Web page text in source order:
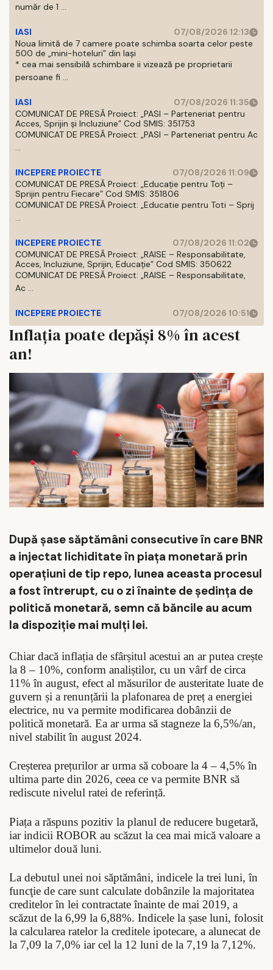
număr de 1 ...
IASI
07/08/2026 12:13
Noua limită de 7 camere poate schimba soarta celor peste
500 de „mini-hoteluri” din Iași
* cea mai sensibilă schimbare ii vizează pe proprietarii
persoane fi ...
IASI
07/08/2026 11:35
COMUNICAT DE PRESĂ Proiect: „PASI – Parteneriat pentru
Acces, Sprijin și Incluziune” Cod SMIS: 351753
COMUNICAT DE PRESĂ Proiect: „PASI – Parteneriat pentru Ac
...
INCEPERE PROIECTE
07/08/2026 11:09
COMUNICAT DE PRESĂ Proiect: „Educație pentru Toți –
Sprijin pentru Fiecare” Cod SMIS: 351806
COMUNICAT DE PRESĂ Proiect: „Educatie pentru Toti – Sprij
...
INCEPERE PROIECTE
07/08/2026 11:02
COMUNICAT DE PRESĂ Proiect: „RAISE – Responsabilitate,
Acces, Incluziune, Sprijin, Educație” Cod SMIS: 350622
COMUNICAT DE PRESĂ Proiect: „RAISE – Responsabilitate,
Ac ...
INCEPERE PROIECTE 07/08/2026 10:51
Inflația poate depăși 8% în acest
an!
După șase săptămâni consecutive în care BNR
a injectat lichiditate în piața monetară prin
operațiuni de tip repo, lunea aceasta procesul
a fost întrerupt, cu o zi înainte de ședința de
politică monetară, semn că băncile au acum
la dispoziție mai mulți lei.
Chiar dacă inflația de sfârșitul acestui an ar putea crește
la 8 – 10%, conform analiștilor, cu un vârf de circa
11% în august, efect al măsurilor de austeritate luate de
guvern și a renunțării la plafonarea de preț a energiei
electrice, nu va permite modificarea dobânzii de
politică monetară. Ea ar urma să stagneze la 6,5%/an,
nivel stabilit în august 2024.
Creșterea prețurilor ar urma să coboare la 4 – 4,5% în
ultima parte din 2026, ceea ce va permite BNR să
rediscute nivelul ratei de referință.
Piața a răspuns pozitiv la planul de reducere bugetară,
iar indicii ROBOR au scăzut la cea mai mică valoare a
ultimelor două luni.
La debutul unei noi săptămâni, indicele la trei luni, în
funcţie de care sunt calculate dobânzile la majoritatea
creditelor în lei contractate înainte de mai 2019, a
scăzut de la 6,99 la 6,88%. Indicele la șase luni, folosit
la calcularea ratelor la creditele ipotecare, a alunecat de
la 7,09 la 7,0% iar cel la 12 luni de la 7,19 la 7,12%.